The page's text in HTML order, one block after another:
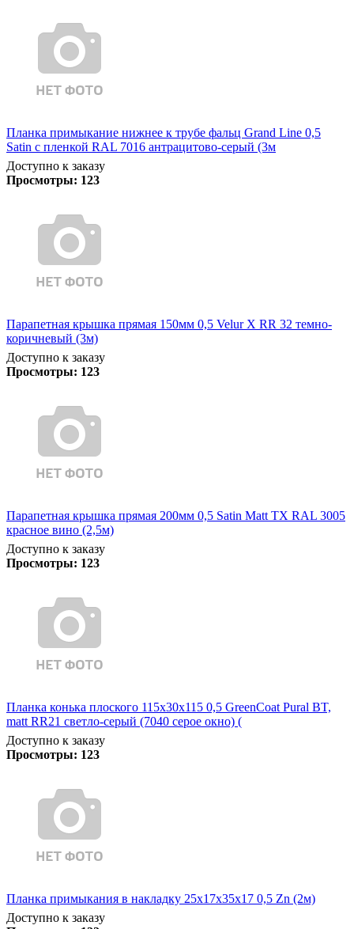
Планка примыкание нижнее к трубе фальц Grand Line 0,5
Satin с пленкой RAL 7016 антрацитово-серый (3м
Доступно к заказу
Просмотры: 123
Парапетная крышка прямая 150мм 0,5 Velur X RR 32 темно-
коричневый (3м)
Доступно к заказу
Просмотры: 123
Парапетная крышка прямая 200мм 0,5 Satin Matt TX RAL 3005
красное вино (2,5м)
Доступно к заказу
Просмотры: 123
Планка конька плоского 115х30х115 0,5 GreenCoat Pural BT,
matt RR21 светло-серый (7040 серое окно) (
Доступно к заказу
Просмотры: 123
Планка примыкания в накладку 25х17х35х17 0,5 Zn (2м)
Доступно к заказу